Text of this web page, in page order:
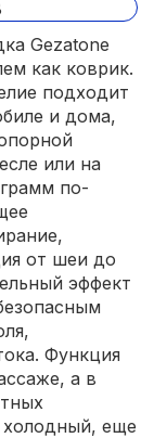
Gezatone
как коврик.
подходит
и дома,
или на
по-
от шеи до
эффект
Функция
а в
еще